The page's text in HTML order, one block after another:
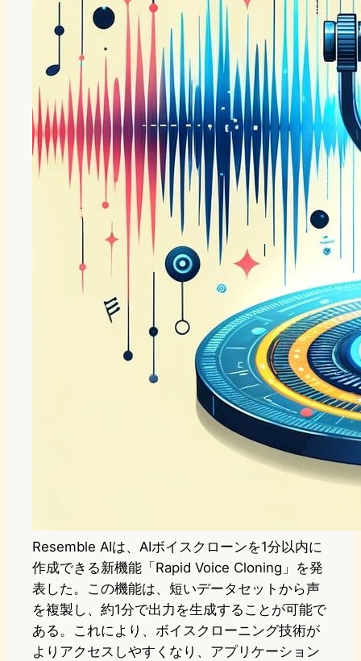
Resemble AIは、AIボイスクローンを1分以内に
作成できる新機能「Rapid Voice Cloning」を発
表した。この機能は、短いデータセットから声
を複製し、約1分で出力を生成することが可能で
ある。これにより、ボイスクローニング技術が
よりアクセスしやすくなり、アプリケーション